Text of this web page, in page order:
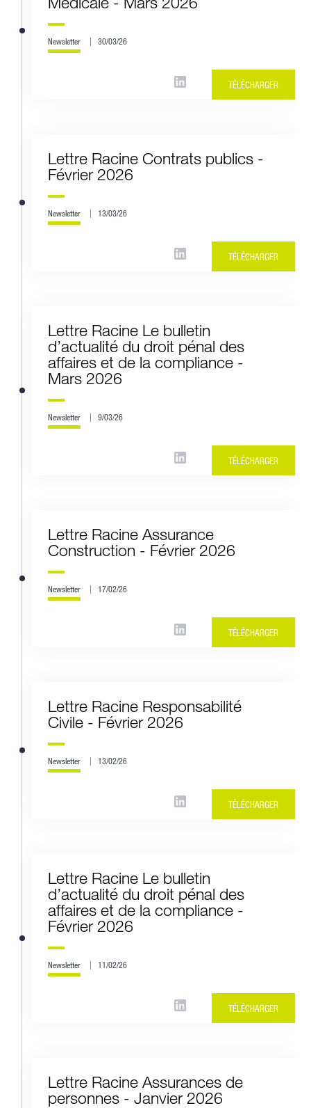
Newsletter 30/03/26
TÉLÉCHARGER
Lettre Racine Contrats publics -
Février 2026
Newsletter 13/03/26
TÉLÉCHARGER
Lettre Racine Le bulletin
d’actualité du droit pénal des
affaires et de la compliance -
Mars 2026
Newsletter 9/03/26
TÉLÉCHARGER
Lettre Racine Assurance
Construction - Février 2026
Newsletter 17/02/26
TÉLÉCHARGER
Lettre Racine Responsabilité
Civile - Février 2026
Newsletter 13/02/26
TÉLÉCHARGER
Lettre Racine Le bulletin
d’actualité du droit pénal des
affaires et de la compliance -
Février 2026
Newsletter 11/02/26
TÉLÉCHARGER
Lettre Racine Assurances de
personnes - Janvier 2026